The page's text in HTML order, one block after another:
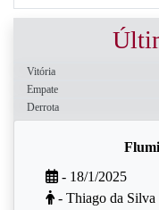
Vitória
Empate
Derrota
- 18/1/2025
- Thiago da Silva